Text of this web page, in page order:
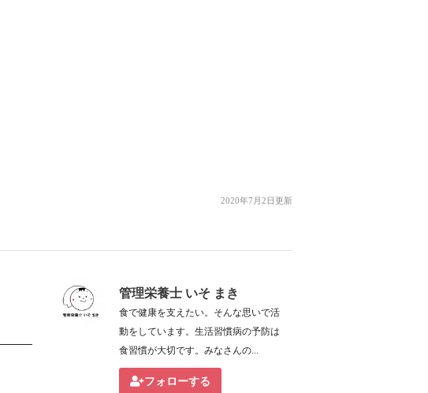
2020年7月2日更新
管理栄養士 いそ まき
食で健康を支えたい。そんな思いで活
動をしています。生活習慣病の予防は
食習慣が大切です。みなさんの...
フォローする